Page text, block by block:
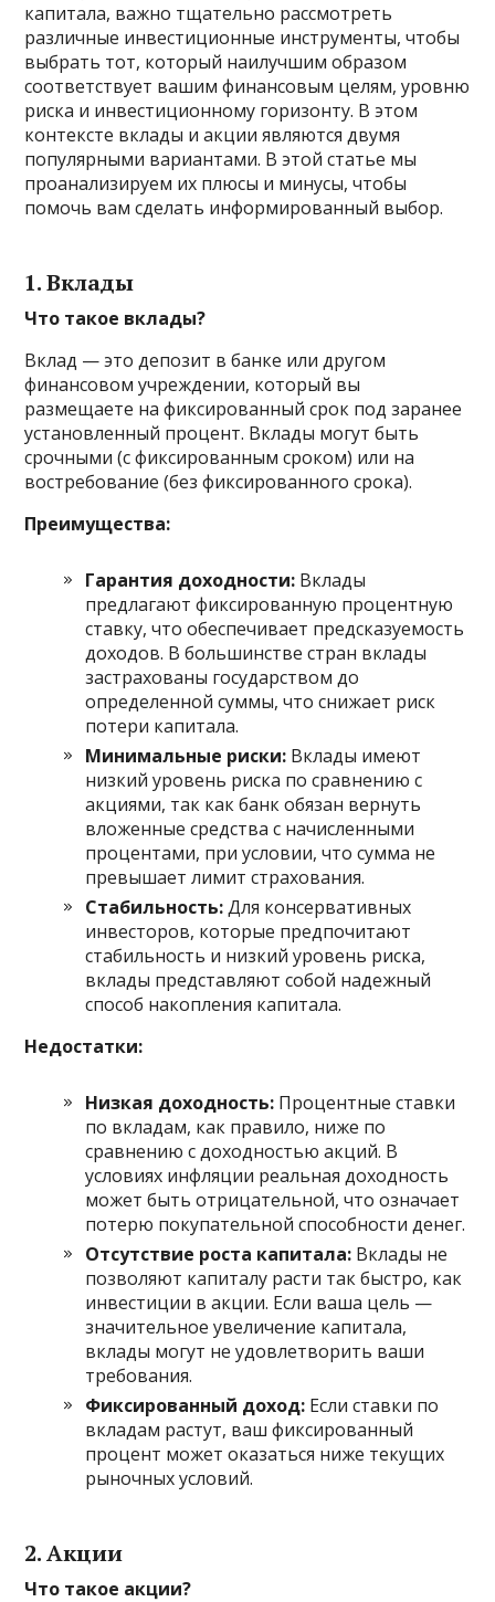
капитала, важно тщательно рассмотреть
различные инвестиционные инструменты, чтобы
выбрать тот, который наилучшим образом
соответствует вашим финансовым целям, уровню
риска и инвестиционному горизонту. В этом
контексте вклады и акции являются двумя
популярными вариантами. В этой статье мы
проанализируем их плюсы и минусы, чтобы
помочь вам сделать информированный выбор.
1. Вклады
Что такое вклады?
Вклад — это депозит в банке или другом
финансовом учреждении, который вы
размещаете на фиксированный срок под заранее
установленный процент. Вклады могут быть
срочными (с фиксированным сроком) или на
востребование (без фиксированного срока).
Преимущества:
Гарантия доходности: Вклады
предлагают фиксированную процентную
ставку, что обеспечивает предсказуемость
доходов. В большинстве стран вклады
застрахованы государством до
определенной суммы, что снижает риск
потери капитала.
Минимальные риски: Вклады имеют
низкий уровень риска по сравнению с
акциями, так как банк обязан вернуть
вложенные средства с начисленными
процентами, при условии, что сумма не
превышает лимит страхования.
Стабильность:Для консервативных
инвесторов, которые предпочитают
стабильность и низкий уровень риска,
вклады представляют собой надежный
способ накопления капитала.
Недостатки:
Низкая доходность: Процентные ставки
по вкладам, как правило, ниже по
сравнению с доходностью акций. В
условиях инфляции реальная доходность
может быть отрицательной, что означает
потерю покупательной способности денег.
Отсутствие роста капитала: Вклады не
позволяют капиталу расти так быстро, как
инвестиции в акции. Если ваша цель —
значительное увеличение капитала,
вклады могут не удовлетворить ваши
требования.
Фиксированный доход: Если ставки по
вкладам растут, ваш фиксированный
процент может оказаться ниже текущих
рыночных условий.
2. Акции
Что такое акции?